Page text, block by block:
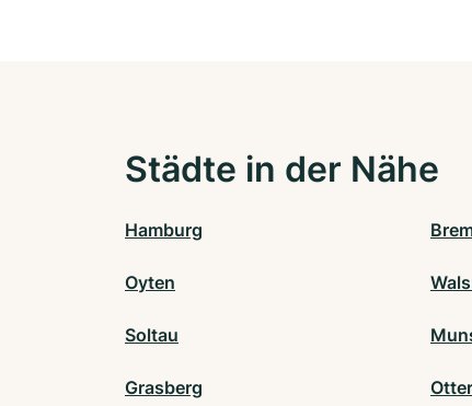
Städte in der Nähe
Hamburg
Oyten
Soltau
Grasberg